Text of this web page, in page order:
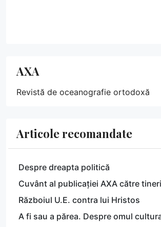
AXA
Revistă de oceanografie ortodoxă
Articole recomandate
Despre dreapta politică
Cuvânt al publicației AXA către tineri
Războiul U.E. contra lui Hristos
A fi sau a părea. Despre omul